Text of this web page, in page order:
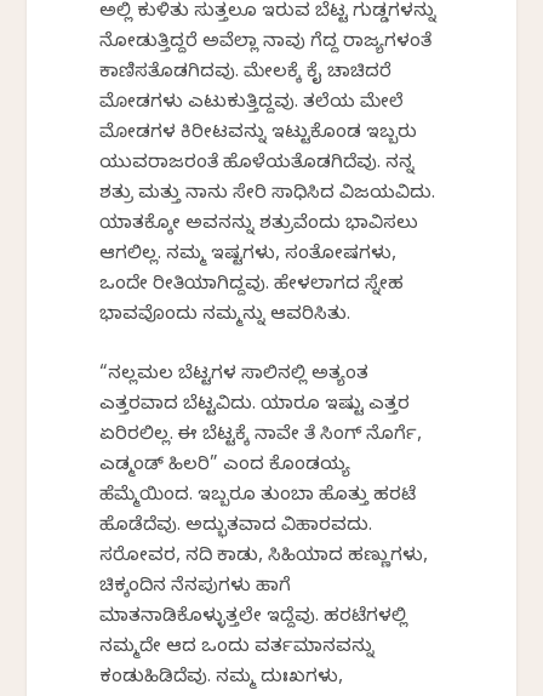
ಅಲ್ಲಿ ಕುಳಿತು ಸುತ್ತಲೂ ಇರುವ ಬೆಟ್ಟ ಗುಡ್ಡಗಳನ್ನು
ನೋಡುತ್ತಿದ್ದರೆ ಅವೆಲ್ಲಾ ನಾವು ಗೆದ್ದ ರಾಜ್ಯಗಳಂತೆ
ಕಾಣಿಸತೊಡಗಿದವು. ಮೇಲಕ್ಕೆ ಕೈ ಚಾಚಿದರೆ
ಮೋಡಗಳು ಎಟುಕುತ್ತಿದ್ದವು. ತಲೆಯ ಮೇಲೆ
ಮೋಡಗಳ ಕಿರೀಟವನ್ನು ಇಟ್ಟುಕೊಂಡ ಇಬ್ಬರು
ಯುವರಾಜರಂತೆ ಹೊಳೆಯತೊಡಗಿದೆವು. ನನ್ನ
ಶತ್ರು ಮತ್ತು ನಾನು ಸೇರಿ ಸಾಧಿಸಿದ ವಿಜಯವಿದು.
ಯಾತಕ್ಕೋ ಅವನನ್ನು ಶತ್ರುವೆಂದು ಭಾವಿಸಲು
ಆಗಲಿಲ್ಲ. ನಮ್ಮ ಇಷ್ಟಗಳು, ಸಂತೋಷಗಳು,
ಒಂದೇ ರೀತಿಯಾಗಿದ್ದವು. ಹೇಳಲಾಗದ ಸ್ನೇಹ
ಭಾವವೊಂದು ನಮ್ಮನ್ನು ಆವರಿಸಿತು.
“ನಲ್ಲಮಲ ಬೆಟ್ಟಗಳ ಸಾಲಿನಲ್ಲಿ ಅತ್ಯಂತ
ಎತ್ತರವಾದ ಬೆಟ್ಟವಿದು. ಯಾರೂ ಇಷ್ಟು ಎತ್ತರ
ಏರಿರಲಿಲ್ಲ. ಈ ಬೆಟ್ಟಕ್ಕೆ ನಾವೇ ತೆನ್ ಸಿಂಗ್ ನೊರ್ಗೆ,
ಎಡ್ಮಂಡ್ ಹಿಲರಿ” ಎಂದ ಕೊಂಡಯ್ಯ
ಹೆಮ್ಮೆಯಿಂದ. ಇಬ್ಬರೂ ತುಂಬಾ ಹೊತ್ತು ಹರಟೆ
ಹೊಡೆದೆವು. ಅದ್ಭುತವಾದ ವಿಹಾರವದು.
ಸರೋವರ, ನದಿ ಕಾಡು, ಸಿಹಿಯಾದ ಹಣ್ಣುಗಳು,
ಚಿಕ್ಕಂದಿನ ನೆನಪುಗಳು ಹಾಗೆ
ಮಾತನಾಡಿಕೊಳ್ಳುತ್ತಲೇ ಇದ್ದೆವು. ಹರಟೆಗಳಲ್ಲಿ
ನಮ್ಮದೇ ಆದ ಒಂದು ವರ್ತಮಾನವನ್ನು
ಕಂಡುಹಿಡಿದೆವು. ನಮ್ಮ ದುಃಖಗಳು,